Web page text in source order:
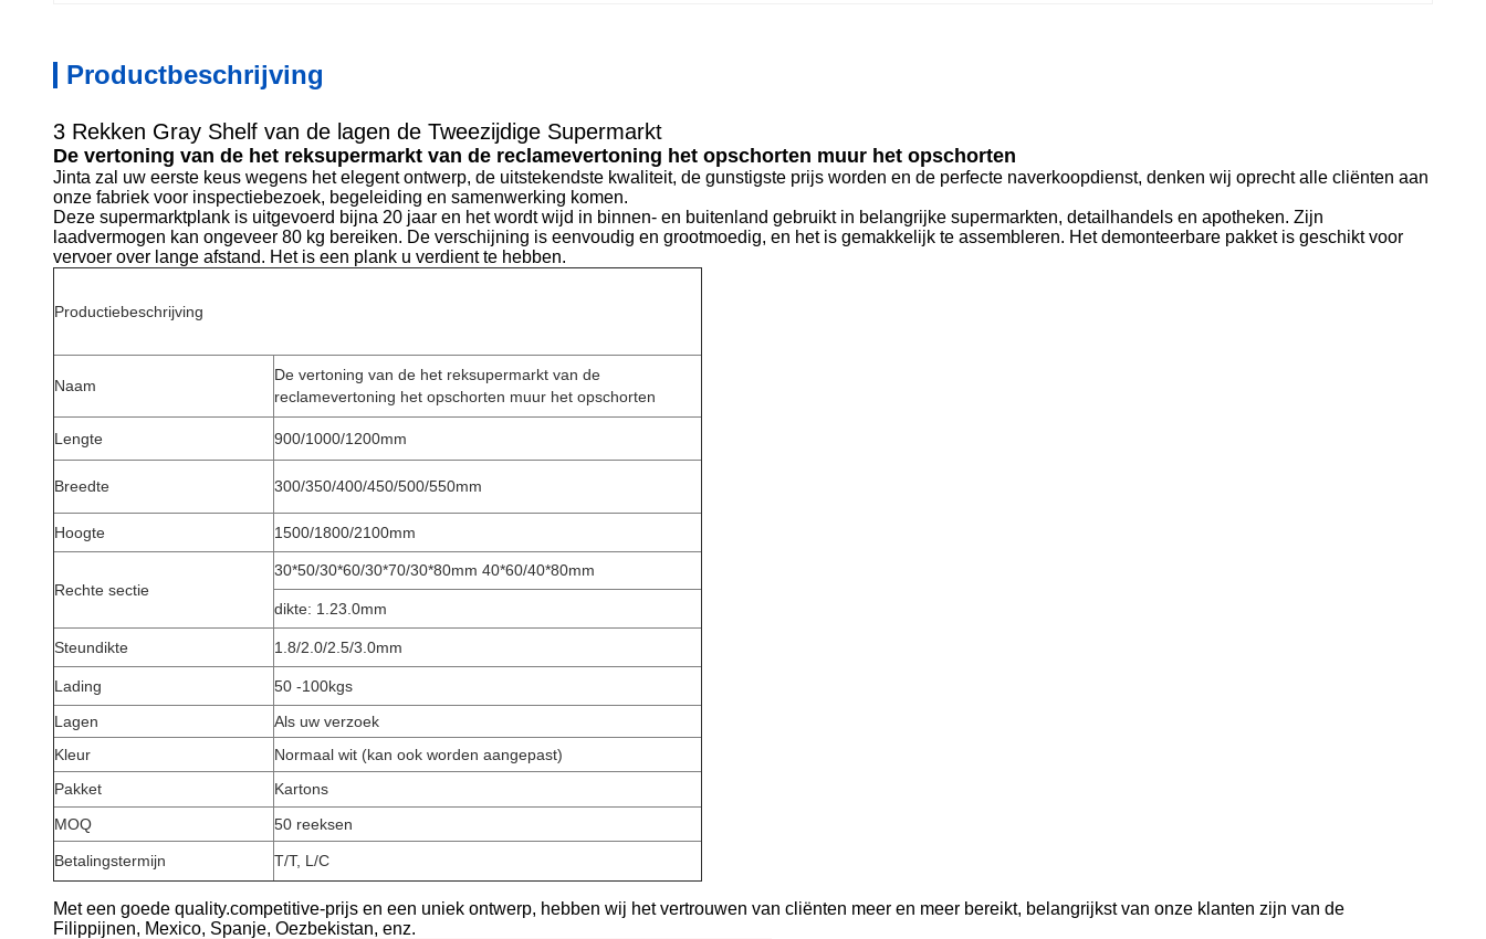
Productbeschrijving
3 Rekken Gray Shelf van de lagen de Tweezijdige Supermarkt
De vertoning van de het reksupermarkt van de reclamevertoning het opschorten muur het opschorten
Jinta zal uw eerste keus wegens het elegent ontwerp, de uitstekendste kwaliteit, de gunstigste prijs worden en de perfecte naverkoopdienst, denken wij oprecht alle cliënten aan
onze fabriek voor inspectiebezoek, begeleiding en samenwerking komen.
Deze supermarktplank is uitgevoerd bijna 20 jaar en het wordt wijd in binnen- en buitenland gebruikt in belangrijke supermarkten, detailhandels en apotheken. Zijn
laadvermogen kan ongeveer 80 kg bereiken. De verschijning is eenvoudig en grootmoedig, en het is gemakkelijk te assembleren. Het demonteerbare pakket is geschikt voor
vervoer over lange afstand. Het is een plank u verdient te hebben.
Productiebeschrijving
Naam
De vertoning van de het reksupermarkt van de
reclamevertoning het opschorten muur het opschorten
Lengte 900/1000/1200mm
Breedte 300/350/400/450/500/550mm
Hoogte 1500/1800/2100mm
Rechte sectie
30*50/30*60/30*70/30*80mm 40*60/40*80mm
dikte: 1.23.0mm
Steundikte 1.8/2.0/2.5/3.0mm
Lading
50 -100kgs
Lagen
Als uw verzoek
Kleur
Normaal wit (kan ook worden aangepast)
Pakket
Kartons
MOQ
50 reeksen
Betalingstermijn T/T, L/C
Met een goede quality.competitive-prijs en een uniek ontwerp, hebben wij het vertrouwen van cliënten meer en meer bereikt, belangrijkst van onze klanten zijn van de
Filippijnen, Mexico, Spanje, Oezbekistan, enz.